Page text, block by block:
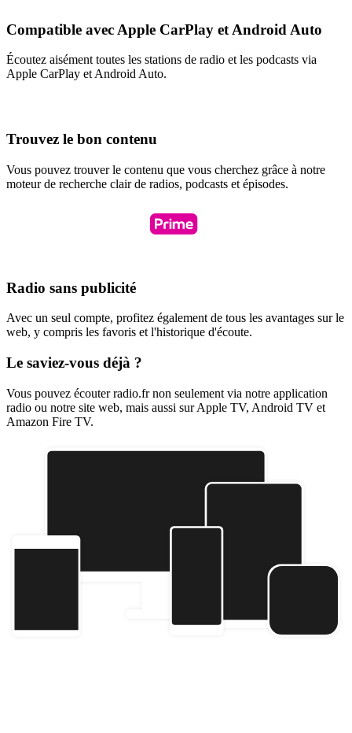
Compatible avec Apple CarPlay et Android Auto
Écoutez aisément toutes les stations de radio et les podcasts via
Apple CarPlay et Android Auto.
Trouvez le bon contenu
Vous pouvez trouver le contenu que vous cherchez grâce à notre
moteur de recherche clair de radios, podcasts et épisodes.
Radio sans publicité
Avec un seul compte, profitez également de tous les avantages sur le
web, y compris les favoris et l'historique d'écoute.
Le saviez-vous déjà ?
Vous pouvez écouter radio.fr non seulement via notre application
radio ou notre site web, mais aussi sur Apple TV, Android TV et
Amazon Fire TV.